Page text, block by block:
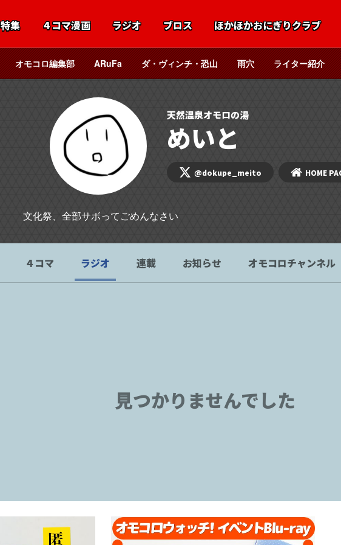
特集 ４コマ漫画 ラジオ ブロス ほかほかおにぎりクラブ
オモコロ編集部 ARuFa ダ・ヴィンチ・恐山 雨穴 ライター紹介
天然温泉オモロの湯
めいと
@dokupe_meito HOME
文化祭、全部サボってごめんなさい
４コマ ラジオ 連載 お知らせ オモコロチャンネル
見つかりませんでした